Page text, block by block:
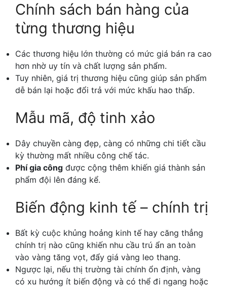
Chính sách bán hàng của
từng thương hiệu
Các thương hiệu lớn thường có mức giá bán ra cao
hơn nhờ uy tín và chất lượng sản phẩm.
Tuy nhiên, giá trị thương hiệu cũng giúp sản phẩm
dễ bán lại hoặc đổi trả với mức khấu hao thấp.
Mẫu mã, độ tinh xảo
Dây chuyền càng đẹp, càng có những chi tiết cầu
kỳ thường mất nhiều công chế tác.
Phí gia công được cộng thêm khiến giá thành sản
phẩm đội lên đáng kể.
Biến động kinh tế – chính trị
Bất kỳ cuộc khủng hoảng kinh tế hay căng thẳng
chính trị nào cũng khiến nhu cầu trú ẩn an toàn
vào vàng tăng vọt, đẩy giá vàng leo thang.
Ngược lại, nếu thị trường tài chính ổn định, vàng
có xu hướng ít biến động và có thể đi ngang hoặc